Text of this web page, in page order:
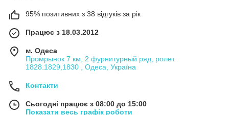
95% позитивних з 38 відгуків за рік
Працює з 18.03.2012
м. Одеса
Промрынок 7 км, 2 фурнитурный ряд, ролет
1828.1829,1830 , Одеса, Україна
Контакти
Сьогодні працює з 08:00 до 15:00
Показати весь графік роботи